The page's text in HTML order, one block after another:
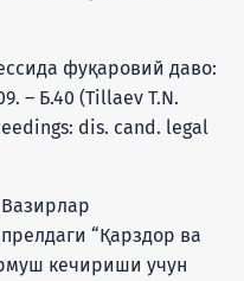
фуқаровий даво:
– Б.40 (Tillaev T.N.
dis. cand. legal
Вазирлар
“Қарздор ва
кечириши учун